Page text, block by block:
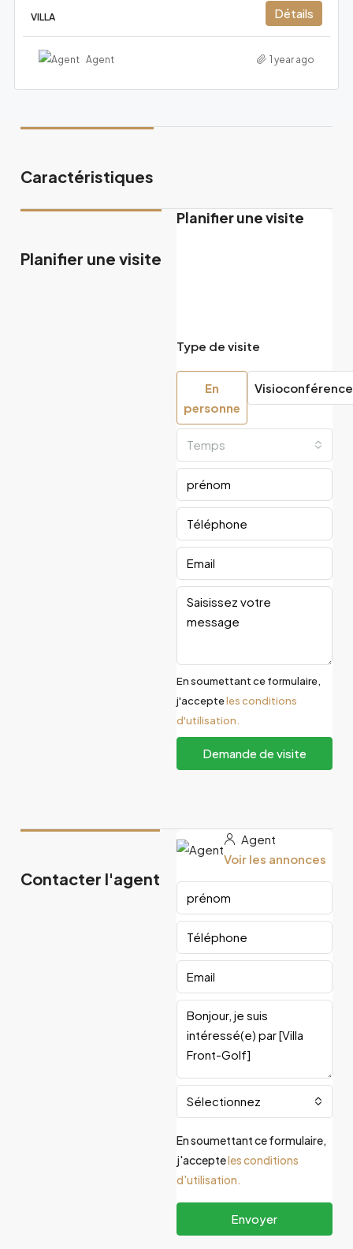
VILLA Détails
Agent 1 year ago
Caractéristiques
Planifier une visite
Planifier une visite
Type de visite
En
personne
Visioconférence
Temps
En soumettant ce formulaire,
j'accepteles conditions
d'utilisation.
Demande de visite
Contacter l'agent
Agent
Voir les annonces
Sélectionnez
En soumettant ce formulaire,
j'accepteles conditions
d'utilisation.
Envoyer